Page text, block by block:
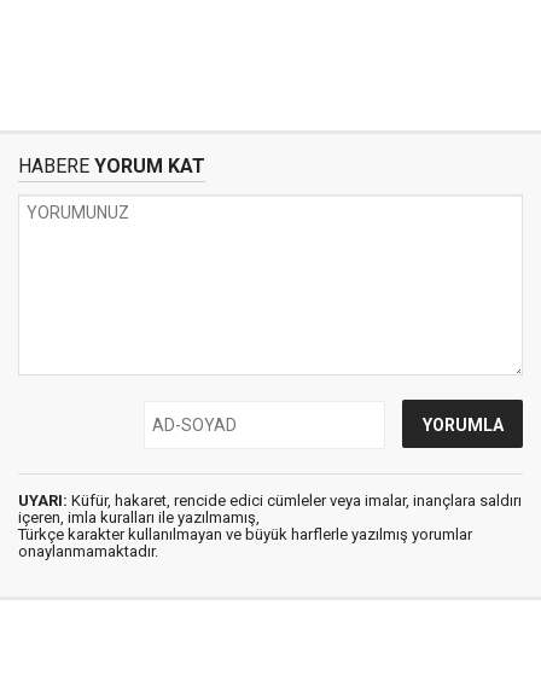
HABERE YORUM KAT
UYARI: Küfür, hakaret, rencide edici cümleler veya imalar, inançlara saldırı
içeren, imla kuralları ile yazılmamış,
Türkçe karakter kullanılmayan ve büyük harflerle yazılmış yorumlar
onaylanmamaktadır.